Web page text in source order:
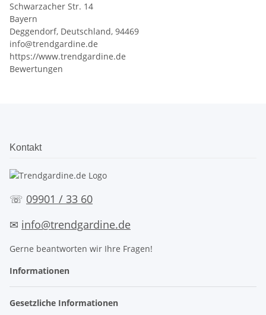
Schwarzacher Str. 14
Bayern
Deggendorf, Deutschland, 94469
info@trendgardine.de
https://www.trendgardine.de
Bewertungen
Kontakt
☏ 09901 / 33 60
✉ info@trendgardine.de
Gerne beantworten wir Ihre Fragen!
Informationen
Gesetzliche Informationen